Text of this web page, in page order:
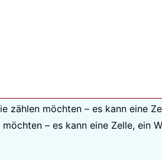
zählen möchten – es kann eine
– es kann eine Zelle, ein